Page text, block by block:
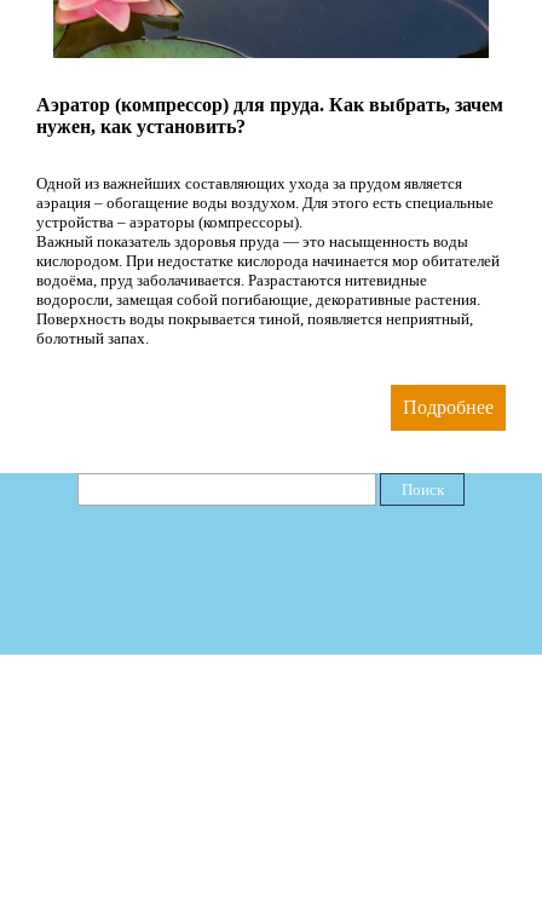
Аэратор (компрессор) для пруда. Как выбрать, зачем
нужен, как установить?
Одной из важнейших составляющих ухода за прудом является
аэрация – обогащение воды воздухом. Для этого есть специальные
устройства – аэраторы (компрессоры).
Важный показатель здоровья пруда — это насыщенность воды
кислородом. При недостатке кислорода начинается мор обитателей
водоёма, пруд заболачивается. Разрастаются нитевидные
водоросли, замещая собой погибающие, декоративные растения.
Поверхность воды покрывается тиной, появляется неприятный,
болотный запах.
Подробнее
Поиск